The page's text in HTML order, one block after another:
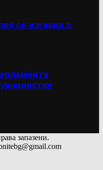
се изгаври с
запазени.